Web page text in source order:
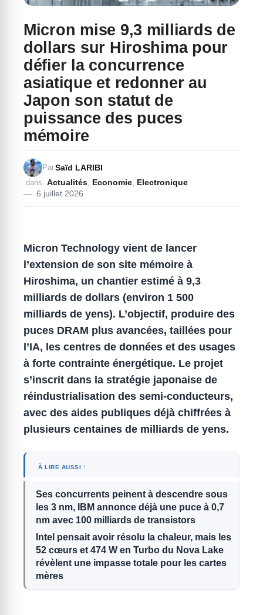
Micron mise 9,3 milliards de
dollars sur Hiroshima pour
défier la concurrence
asiatique et redonner au
Japon son statut de
puissance des puces
mémoire
6 juillet 2026
ParSaïd LARIBI
dans Actualités Economie Electronique
Micron Technology vient de lancer
l’extension de son site mémoire à
Hiroshima, un chantier estimé à 9,3
milliards de dollars (environ 1 500
milliards de yens). L’objectif, produire des
puces DRAM plus avancées, taillées pour
l’IA, les centres de données et des usages
à forte contrainte énergétique. Le projet
s’inscrit dans la stratégie japonaise de
réindustrialisation des semi-conducteurs,
avec des aides publiques déjà chiffrées à
plusieurs centaines de milliards de yens.
À LIRE AUSSI :
Ses concurrents peinent à descendre sous
les 3 nm, IBM annonce déjà une puce à 0,7
nm avec 100 milliards de transistors
Intel pensait avoir résolu la chaleur, mais les
52 cœurs et 474 W en Turbo du Nova Lake
révèlent une impasse totale pour les cartes
mères